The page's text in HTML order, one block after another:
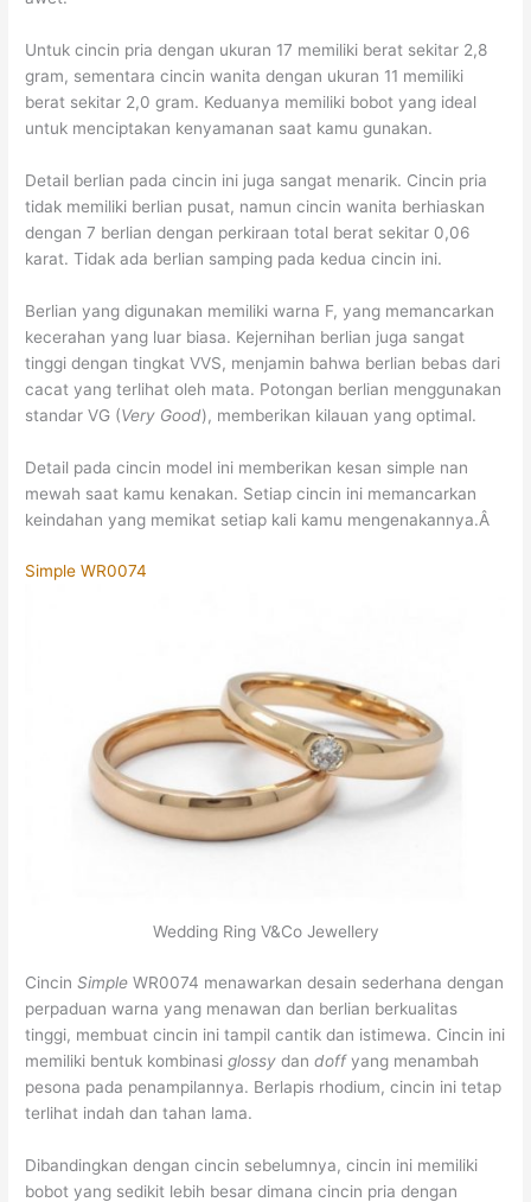
Untuk cincin pria dengan ukuran 17 memiliki berat sekitar 2,8
gram, sementara cincin wanita dengan ukuran 11 memiliki
berat sekitar 2,0 gram. Keduanya memiliki bobot yang ideal
untuk menciptakan kenyamanan saat kamu gunakan.
Detail berlian pada cincin ini juga sangat menarik. Cincin pria
tidak memiliki berlian pusat, namun cincin wanita berhiaskan
dengan 7 berlian dengan perkiraan total berat sekitar 0,06
karat. Tidak ada berlian samping pada kedua cincin ini.
Berlian yang digunakan memiliki warna F, yang memancarkan
kecerahan yang luar biasa. Kejernihan berlian juga sangat
tinggi dengan tingkat VVS, menjamin bahwa berlian bebas dari
cacat yang terlihat oleh mata. Potongan berlian menggunakan
standar VG (Very Good), memberikan kilauan yang optimal.
Detail pada cincin model ini memberikan kesan simple nan
mewah saat kamu kenakan. Setiap cincin ini memancarkan
keindahan yang memikat setiap kali kamu mengenakannya.Â
Simple WR0074
Wedding Ring V&Co Jewellery
CincinSimple WR0074 menawarkan desain sederhana dengan
perpaduan warna yang menawan dan berlian berkualitas
tinggi, membuat cincin ini tampil cantik dan istimewa. Cincin ini
memiliki bentuk kombinasiglossy dandoffyang menambah
pesona pada penampilannya. Berlapis rhodium, cincin ini tetap
terlihat indah dan tahan lama.
Dibandingkan dengan cincin sebelumnya, cincin ini memiliki
bobot yang sedikit lebih besar dimana cincin pria dengan